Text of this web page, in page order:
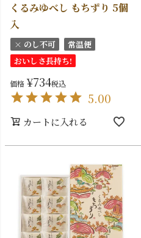
くるみゆべし もちずり 5個
入
× のし不可
常温便
おいしさ長持ち!
価格 ¥734税込
5.00
カートに入れる